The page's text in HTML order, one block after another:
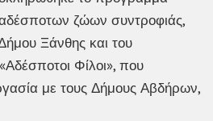
ζώων συντροφιάς,
Ξάνθης και του
Φίλοι», που
με τους Δήμους Αβδήρων,